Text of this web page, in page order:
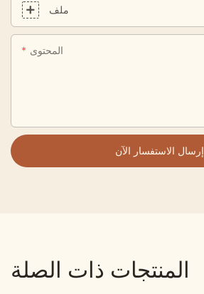
ملف
المحتوى
إرسال الاستفسار الآن
المنتجات ذات الصلة